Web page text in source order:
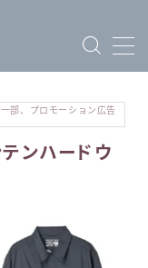
ブランド
レディース
部、プロモーション広告
テンハードウ